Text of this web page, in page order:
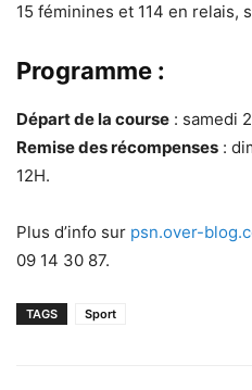
15 féminines et 114 en relais,
Programme :
Départ de la course : samedi
Remise des récompenses :
12H.
Plus d’info sur psn.over-
09 14 30 87.
TAGS Sport